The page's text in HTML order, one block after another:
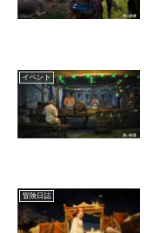
イベント
冒険日誌